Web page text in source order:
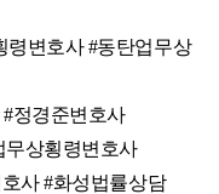
령변호사 #동탄업무상
정경준변호사
무상횡령변호사
사 #화성법률상담